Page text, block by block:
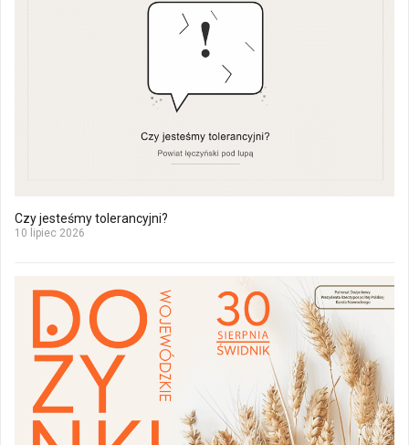
Czy jesteśmy tolerancyjni?
10 lipiec 2026